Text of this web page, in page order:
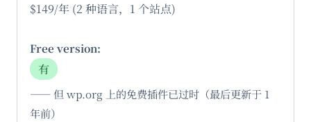
$149/年 (2 种语言，1 个站点)
有
—— 但 wp.org 上的免费插件已过时（最后更新于 1
年前）